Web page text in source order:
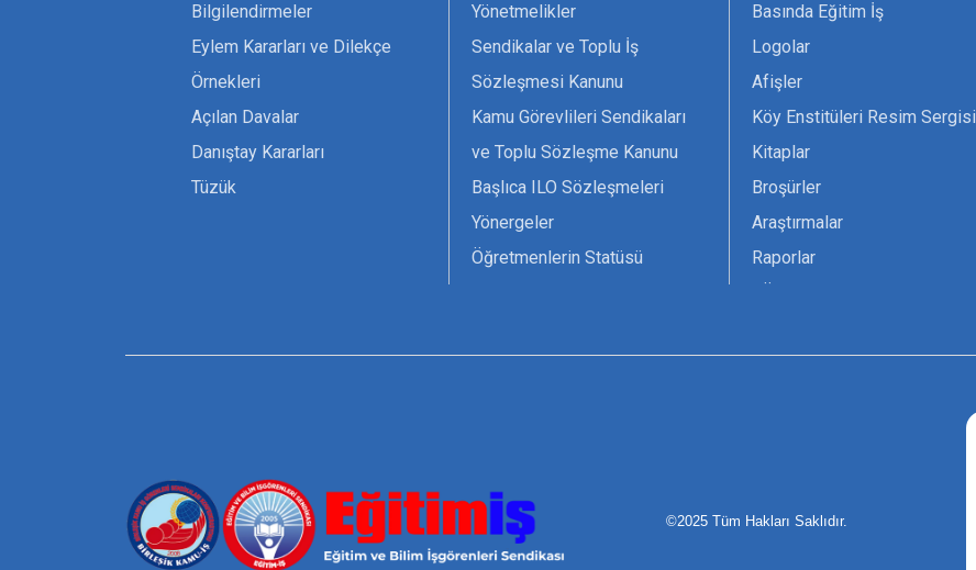
Bilgilendirmeler
Eylem Kararları ve Dilekçe
Örnekleri
Açılan Davalar
Danıştay Kararları
Tüzük
Yönetmelikler
Sendikalar ve Toplu İş
Sözleşmesi Kanunu
Kamu Görevlileri Sendikaları
ve Toplu Sözleşme Kanunu
Başlıca ILO Sözleşmeleri
Yönergeler
Öğretmenlerin Statüsü
Basında Eğitim İş
Logolar
Afişler
Köy Enstitüleri Resim Sergisi
Kitaplar
Broşürler
Araştırmalar
Raporlar
©2025 Tüm Hakları Saklıdır.